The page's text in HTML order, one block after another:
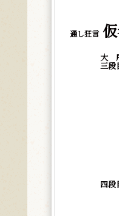
通し狂言仮
大
三
四